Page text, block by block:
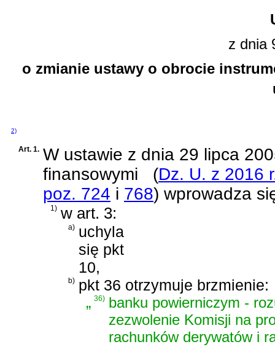
z dnia
o zmianie ustawy o obrocie
2)
Art. 1. W ustawie z dnia 29 lipca
finansowymi
(Dz. U. z 2016
poz. 724 i 768) wprowadza
1) w art. 3:
a) uchyla
się pkt
10,
b) pkt 36 otrzymuje brzmienie:
„36) banku powierniczym -
zezwolenie Komisji na
rachunków derywatów i